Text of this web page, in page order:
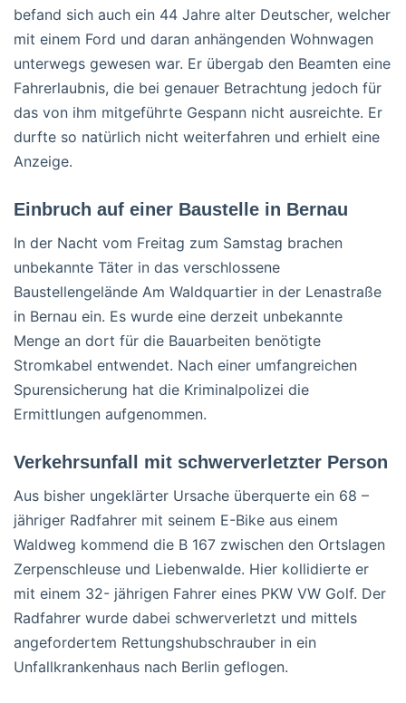
befand sich auch ein 44 Jahre alter Deutscher, welcher
mit einem Ford und daran anhängenden Wohnwagen
unterwegs gewesen war. Er übergab den Beamten eine
Fahrerlaubnis, die bei genauer Betrachtung jedoch für
das von ihm mitgeführte Gespann nicht ausreichte. Er
durfte so natürlich nicht weiterfahren und erhielt eine
Anzeige.
Einbruch auf einer Baustelle in Bernau
In der Nacht vom Freitag zum Samstag brachen
unbekannte Täter in das verschlossene
Baustellengelände Am Waldquartier in der Lenastraße
in Bernau ein. Es wurde eine derzeit unbekannte
Menge an dort für die Bauarbeiten benötigte
Stromkabel entwendet. Nach einer umfangreichen
Spurensicherung hat die Kriminalpolizei die
Ermittlungen aufgenommen.
Verkehrsunfall mit schwerverletzter Person
Aus bisher ungeklärter Ursache überquerte ein 68 –
jähriger Radfahrer mit seinem E-Bike aus einem
Waldweg kommend die B 167 zwischen den Ortslagen
Zerpenschleuse und Liebenwalde. Hier kollidierte er
mit einem 32- jährigen Fahrer eines PKW VW Golf. Der
Radfahrer wurde dabei schwerverletzt und mittels
angefordertem Rettungshubschrauber in ein
Unfallkrankenhaus nach Berlin geflogen.